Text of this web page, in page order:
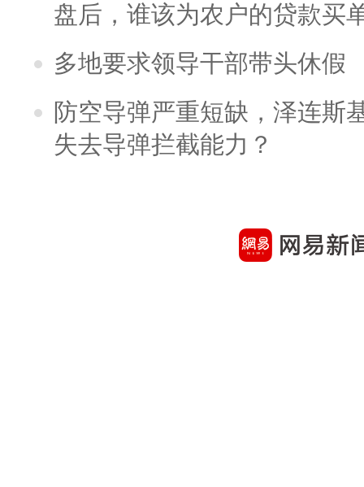
盘后，谁该为农户的贷款买
多地要求领导干部带头休假
防空导弹严重短缺，泽连斯
失去导弹拦截能力？